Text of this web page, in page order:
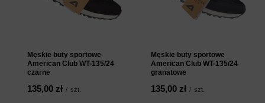
Męskie buty sportowe
American Club WT-135/24
czarne
135,00 zł / szt.
Męskie buty sportowe
American Club WT-135/24
granatowe
135,00 zł / szt.